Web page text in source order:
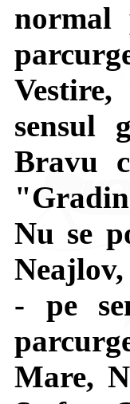
normal
sensul
Bravu
Nu se
- pe
Mare,